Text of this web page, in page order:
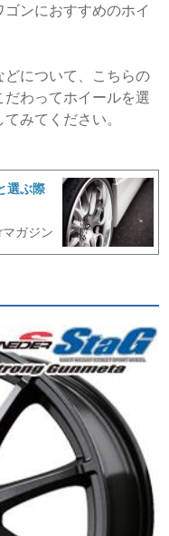
ンにおすすめのホイ
どについて、こちらの
わってホイールを選
みてください。
選ぶ際
ガジン